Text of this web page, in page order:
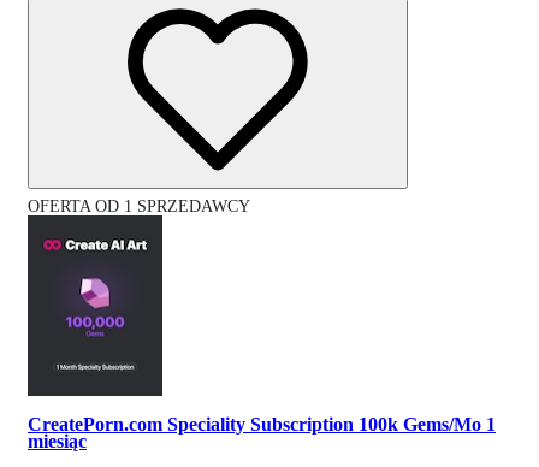
OFERTA OD 1 SPRZEDAWCY
CreatePorn.com Speciality Subscription 100k Gems/Mo 1
miesiąc